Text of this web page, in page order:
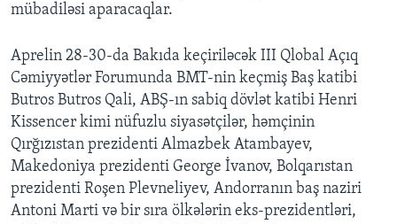
mübadiləsi aparacaqlar.
Aprelin 28-30-da Bakıda keçiriləcək III Qlobal Açıq
Cəmiyyətlər Forumunda BMT-nin keçmiş Baş katibi
Butros Butros Qali, ABŞ-ın sabiq dövlət katibi Henri
Kissencer kimi nüfuzlu siyasətçilər, həmçinin
Qırğızıstan prezidenti Almazbek Atambayev,
Makedoniya prezidenti George İvanov, Bolqarıstan
prezidenti Roşen Plevneliyev, Andorranın baş naziri
Antoni Marti və bir sıra ölkələrin eks-prezidentləri,